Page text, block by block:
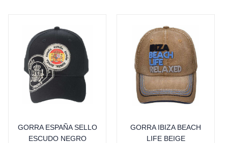
GORRA ESPAÑA SELLO
ESCUDO NEGRO
GORRA IBIZA BEACH
LIFE BEIGE